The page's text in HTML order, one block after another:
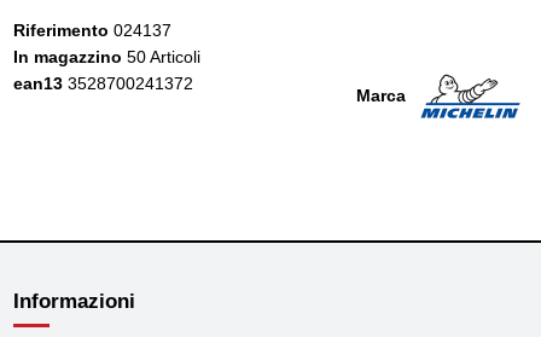
Marca
Riferimento 024137
In magazzino 50 Articoli
ean13 3528700241372
Informazioni